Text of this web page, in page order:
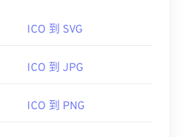
ICO 到 SVG
ICO 到 JPG
ICO 到 PNG